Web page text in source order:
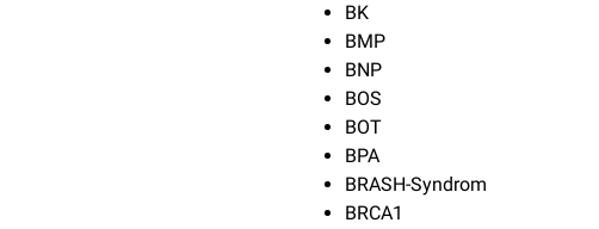
BK
BMP
BNP
BOS
BOT
BPA
BRASH-Syndrom
BRCA1